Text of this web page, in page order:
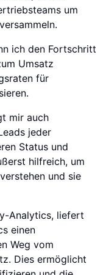
um
ich den Fortschritt
Umsatz
für
mir auch
jeder
Status und
hilfreich, um
und sie
Analytics, liefert
einen
Weg vom
Dies ermöglicht